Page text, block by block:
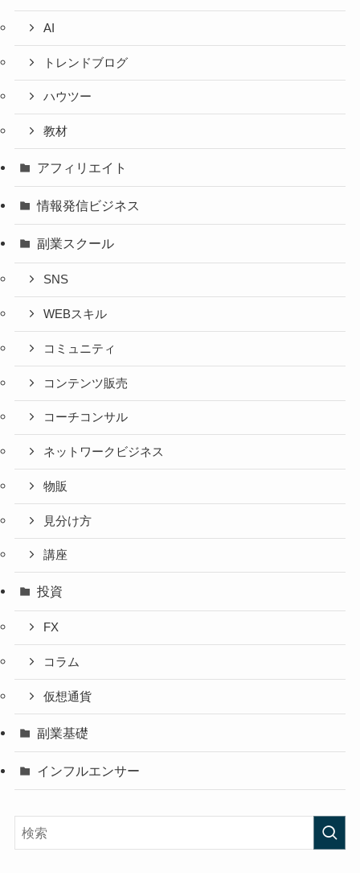
AI
トレンドブログ
ハウツー
教材
アフィリエイト
情報発信ビジネス
副業スクール
SNS
WEBスキル
コミュニティ
コンテンツ販売
コーチコンサル
ネットワークビジネス
物販
見分け方
講座
投資
FX
コラム
仮想通貨
副業基礎
インフルエンサー